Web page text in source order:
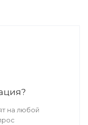
на любой